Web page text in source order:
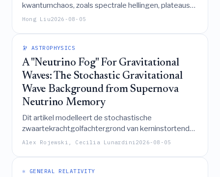
kwantumchaos, zoals spectrale hellingen, plateaus
en wormgaten, emergeren als macroscopische
van ensemble-middeling, waardoor een duale
verbinding wordt gevestigd tussen een minimale
Gutzwiller-achtige structuur in holografische
systemen en hyper-niet-perturbatieve
gravitationele objecten zoals wormgatcondensaten.
Hong Liu2026-08-05
🔭 ASTROPHYSICS
A "Neutrino Fog" For Gravitational
Waves: The Stochastic Gravitational
Wave Background from Supernova
Neutrino Memory
Dit artikel modelleert de stochastische
zwaartekrachtgolfachtergrond van kerninstortende
supernova's en identificeert een detecteerbaar
kosmologische achtergronden zou kunnen evenaren
Alex Rojewski, Cecilia Lunardini2026-08-05
⚛️ GENERAL RELATIVITY